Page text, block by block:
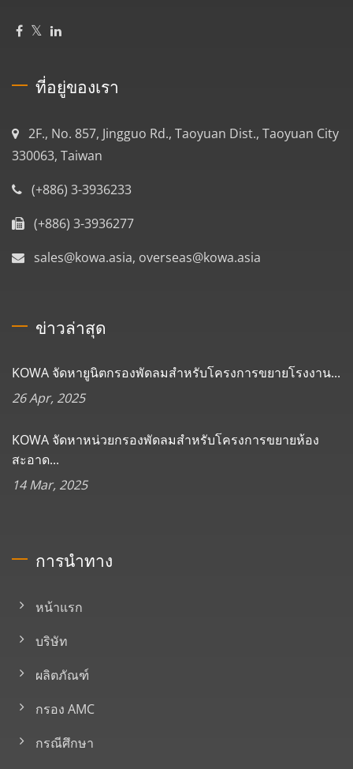
ที่อยู่ของเรา
2F., No. 857, Jingguo Rd., Taoyuan Dist., Taoyuan City
330063, Taiwan
(+886) 3-3936233
(+886) 3-3936277
sales@kowa.asia, overseas@kowa.asia
ข่าวล่าสุด
KOWA จัดหายูนิตกรองพัดลมสำหรับโครงการขยายโรงงาน...
26 Apr, 2025
KOWA จัดหาหน่วยกรองพัดลมสำหรับโครงการขยายห้อง
สะอาด...
14 Mar, 2025
การนำทาง
หน้าแรก
บริษัท
ผลิตภัณฑ์
กรอง AMC
กรณีศึกษา